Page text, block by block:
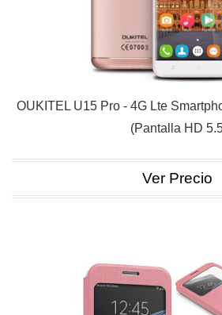
OUKITEL U15 Pro - 4G Lte
(Pantalla HD
Ver Precio